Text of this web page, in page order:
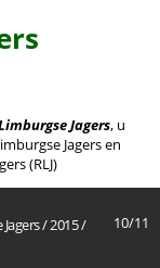
Jagers, u
Jagers en
(RLJ)
10/11
/2015/